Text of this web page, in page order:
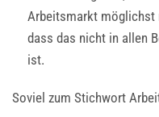
Arbeitsmarkt möglichst
dass das nicht in allen
ist.
Soviel zum Stichwort